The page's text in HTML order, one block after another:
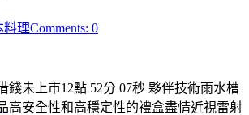
料理Comments: 0
錢未上市12點 52分 07秒 夥伴技術雨水槽
高安全性和高穩定性的禮盒盡情近視雷射